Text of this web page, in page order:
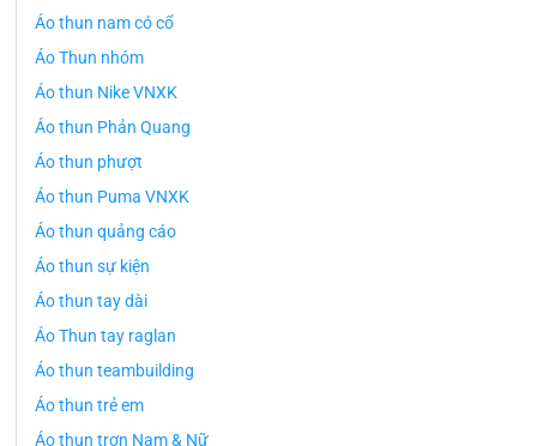
Áo thun nam có cổ
Áo Thun nhóm
Áo thun Nike VNXK
Áo thun Phản Quang
Áo thun phượt
Áo thun Puma VNXK
Áo thun quảng cáo
Áo thun sự kiện
Áo thun tay dài
Áo Thun tay raglan
Áo thun teambuilding
Áo thun trẻ em
Áo thun trơn Nam & Nữ